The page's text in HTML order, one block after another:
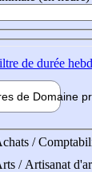
de durée
de Domaine
/
/ Artisanat